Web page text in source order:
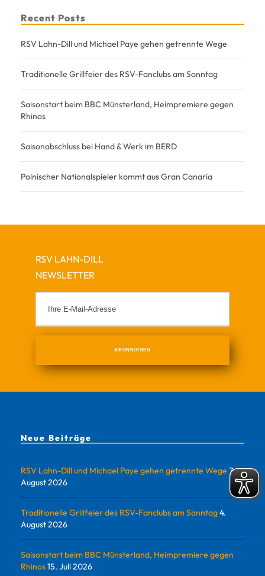
Recent Posts
RSV Lahn-Dill und Michael Paye gehen getrennte Wege
Traditionelle Grillfeier des RSV-Fanclubs am Sonntag
Saisonstart beim BBC Münsterland, Heimpremiere gegen
Rhinos
Saisonabschluss bei Hand & Werk im BERD
Polnischer Nationalspieler kommt aus Gran Canaria
RSV LAHN-DILL
NEWSLETTER
Neue Beiträge
RSV Lahn-Dill und Michael Paye gehen getrennte Wege 7.
August 2026
Traditionelle Grillfeier des RSV-Fanclubs am Sonntag4.
August 2026
Saisonstart beim BBC Münsterland, Heimpremiere gegen
Rhinos15. Juli 2026